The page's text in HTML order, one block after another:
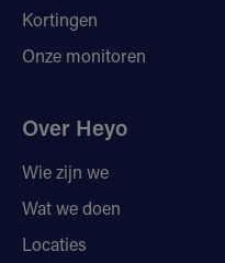
Kortingen
Onze monitoren
Over Heyo
Wie zijn we
Wat we doen
Locaties